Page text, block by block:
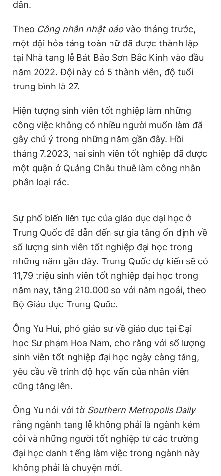
dân.
Theo Công nhân nhật báovào tháng trước,
một đội hỏa táng toàn nữ đã được thành lập
tại Nhà tang lễ Bát Bảo Sơn Bắc Kinh vào đầu
năm 2022. Đội này có 5 thành viên, độ tuổi
trung bình là 27.
Hiện tượng sinh viên tốt nghiệp làm những
công việc không có nhiều người muốn làm đã
gây chú ý trong những năm gần đây. Hồi
tháng 7.2023, hai sinh viên tốt nghiệp đã được
một quận ở Quảng Châu thuê làm công nhân
phân loại rác.
Sự phổ biến liên tục của giáo dục đại học ở
Trung Quốc đã dẫn đến sự gia tăng ổn định về
số lượng sinh viên tốt nghiệp đại học trong
những năm gần đây. Trung Quốc dự kiến sẽ có
11,79 triệu sinh viên tốt nghiệp đại học trong
năm nay, tăng 210.000 so với năm ngoái, theo
Bộ Giáo dục Trung Quốc.
Ông Yu Hui, phó giáo sư về giáo dục tại Đại
học Sư phạm Hoa Nam, cho rằng với số lượng
sinh viên tốt nghiệp đại học ngày càng tăng,
yêu cầu về trình độ học vấn của nhân viên
cũng tăng lên.
Ông Yu nói với tờ Southern Metropolis Daily
rằng ngành tang lễ không phải là ngành kém
cỏi và những người tốt nghiệp từ các trường
đại học danh tiếng làm việc trong ngành này
không phải là chuyện mới.